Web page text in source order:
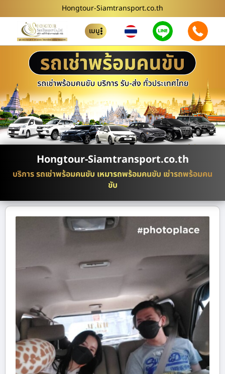
Hongtour-Siamtransport.co.th
เมนู
Hongtour-Siamtransport.co.th
บริการ รถเช่าพร้อมคนขับ เหมารถพร้อมคนขับ เช่ารถพร้อมคน
ขับ